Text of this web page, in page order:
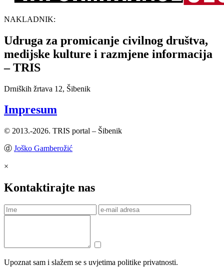
NAKLADNIK:
Udruga za promicanje civilnog društva,
medijske kulture i razmjene informacija
– TRIS
Drniških žrtava 12, Šibenik
Impresum
© 2013.-2026. TRIS portal – Šibenik
ⓓ Joško Gamberožić
×
Kontaktirajte nas
Upoznat sam i slažem se s uvjetima politike privatnosti.